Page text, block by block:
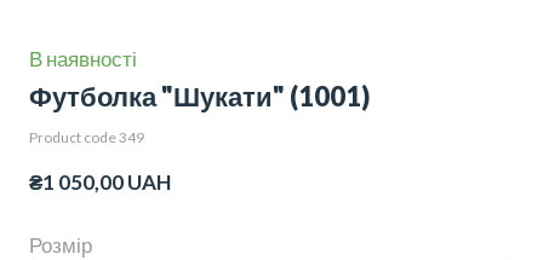
В наявності
Футболка "Шукати" (1001)
Product code 349
₴1 050,00 UAH
Розмір